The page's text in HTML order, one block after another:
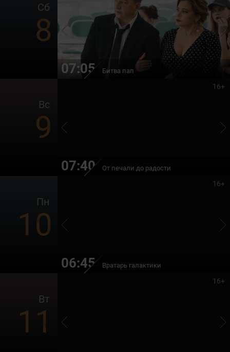
Сб
8
07:05 Битва пап
Вс
9
16+
07:40 От печали до радости
Пн
10
16+
06:45 Вратарь галактики
Вт
11
16+